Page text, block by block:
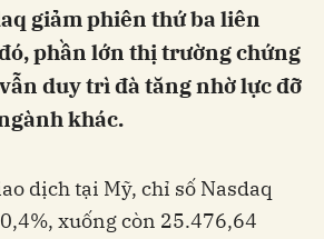
giảm phiên thứ ba liên
phần lớn thị trường chứng
duy trì đà tăng nhờ lực đỡ
khác.
dịch tại Mỹ, chỉ số Nasdaq
xuống còn 25.476,64